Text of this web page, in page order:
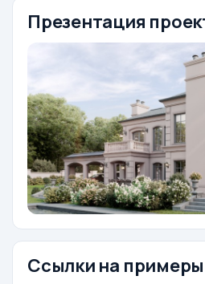
Презентация
Ссылки на